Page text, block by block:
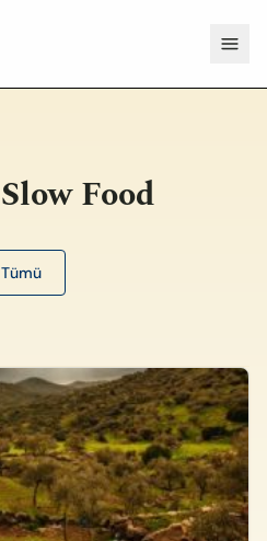
Slow Food
Tümü